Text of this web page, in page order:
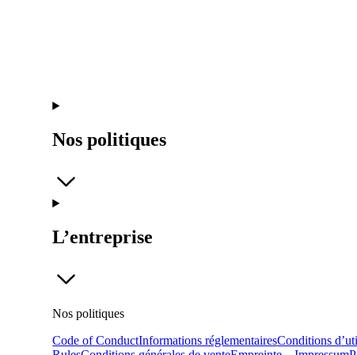
Nos politiques
L’entreprise
Nos politiques
Code of ConductInformations réglementairesConditions